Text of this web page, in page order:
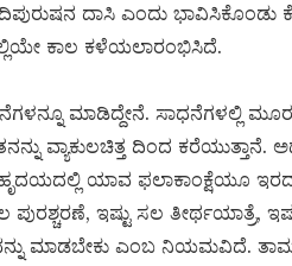
ದಾಸಿ ಎಂದು ಭಾವಿಸಿಕೊಂಡು
ಕಾಲ ಕಳೆಯಲಾರಂಭಿಸಿದೆ.
ಮಾಡಿದ್ದೇನೆ. ಸಾಧನೆಗಳಲ್ಲಿ
ವ್ಯಾಕುಲಚಿತ್ತ ದಿಂದ
ಹೃದಯದಲ್ಲಿ ಯಾವ ಫಲಾಕಾಂಕ್ಷೆಯೂ
ಪುರಶ್ಚರಣೆ, ಇಷ್ಟು ಸಲ
ಮಾಡಬೇಕು ಎಂಬ ನಿಯಮವಿದೆ.